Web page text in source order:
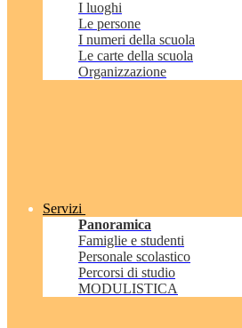
I luoghi
Le persone
I numeri della scuola
Le carte della scuola
Organizzazione
Servizi
Panoramica
Famiglie e studenti
Personale scolastico
Percorsi di studio
MODULISTICA